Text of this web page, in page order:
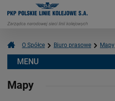
O Spółce Biuro prasowe Mapy
Mapy
MENU